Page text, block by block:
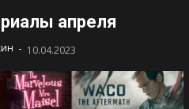
апреля
- 10.04.2023